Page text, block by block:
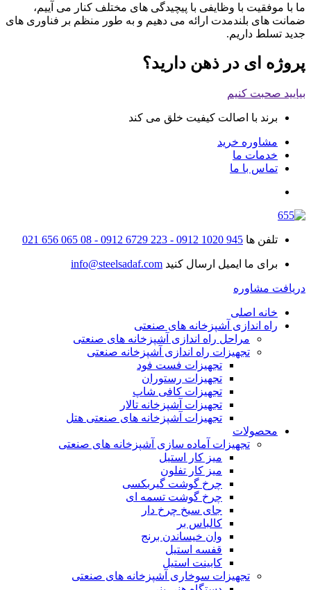
ما با موفقیت با وظایفی با پیچیدگی های مختلف کنار می آییم،
ضمانت های بلندمدت ارائه می دهیم و به طور منظم بر فناوری های
جدید تسلط داریم.
پروژه ای در ذهن دارید؟
بیایید صحبت کنیم
برند با اصالت کیفیت خلق می کند
مشاوره خرید
خدمات ما
تماس با ما
تلفن ها 945 1020 0912 - 223 6729 0912 - 08 065 656 021
برای ما ایمیل ارسال کنید info@steelsadaf.com
دریافت مشاوره
خانه اصلی
راه اندازی آشپزخانه های صنعتی
مراحل راه اندازی آشپزخانه های صنعتی
تجهیزات راه اندازی آشپزخانه صنعتی
تجهیزات فست فود
تجهیزات رستوران
تجهیزات کافی شاپ
تجهیزات آشپزخانه تالار
تجهیزات آشپزخانه های صنعتی هتل
محصولات
تجهیزات آماده سازی آشپزخانه های صنعتی
میز کار استیل
میز کار تفلون
چرخ گوشت گیربکسی
چرخ گوشت تسمه ای
جای سیخ چرخ دار
کالباس بر
وان خیساندن برنج
قفسه استیل
کابینت استیل
تجهیزات سوخاری آشپزخانه های صنعتی